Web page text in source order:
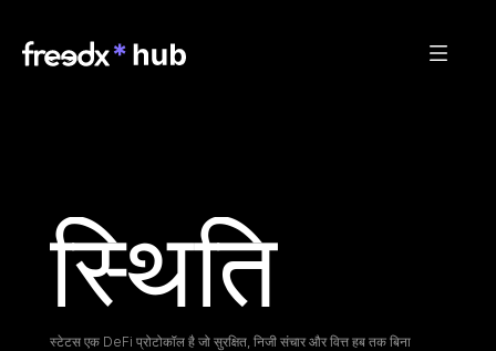
स्थिति
स्टेटस एक DeFi प्रोटोकॉल है जो सुरक्षित, निजी संचार और वित्त हब तक बिना